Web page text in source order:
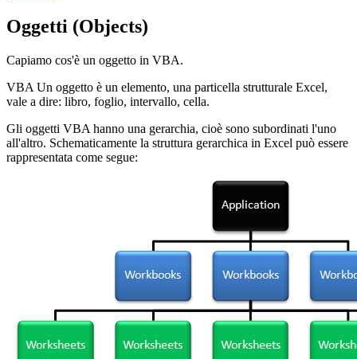
Oggetti (Objects)
Capiamo cos'è un oggetto in VBA.
VBA Un oggetto è un elemento, una particella strutturale Excel,
vale a dire: libro, foglio, intervallo, cella.
Gli oggetti VBA hanno una gerarchia, cioè sono subordinati l'uno
all'altro. Schematicamente la struttura gerarchica in Excel può essere
rappresentata come segue: